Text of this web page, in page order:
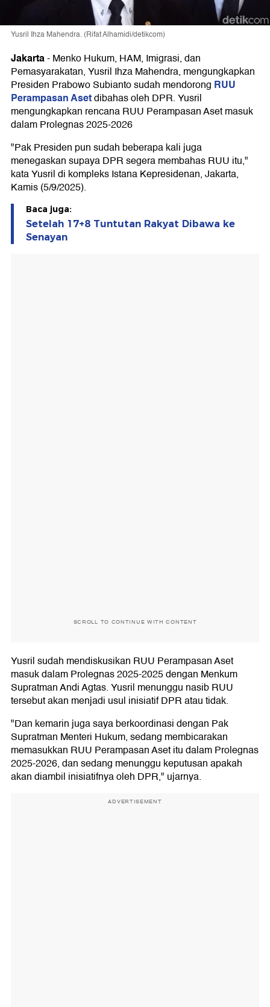
Yusril Ihza Mahendra. (Rifat Alhamidi/detikcom)
Jakarta-Menko Hukum, HAM, Imigrasi, dan
Pemasyarakatan, Yusril Ihza Mahendra, mengungkapkan
Presiden Prabowo Subianto sudah mendorong RUU
Perampasan Asetdibahas oleh DPR. Yusril
mengungkapkan rencana RUU Perampasan Aset masuk
dalam Prolegnas 2025-2026
"Pak Presiden pun sudah beberapa kali juga
menegaskan supaya DPR segera membahas RUU itu,"
kata Yusril di kompleks Istana Kepresidenan, Jakarta,
Kamis (5/9/2025).
Baca juga:
Setelah 17+8 Tuntutan Rakyat Dibawa ke
Senayan
SCROLL TO CONTINUE WITH CONTENT
Yusril sudah mendiskusikan RUU Perampasan Aset
masuk dalam Prolegnas 2025-2025 dengan Menkum
Supratman Andi Agtas. Yusril menunggu nasib RUU
tersebut akan menjadi usul inisiatif DPR atau tidak.
"Dan kemarin juga saya berkoordinasi dengan Pak
Supratman Menteri Hukum, sedang membicarakan
memasukkan RUU Perampasan Aset itu dalam Prolegnas
2025-2026, dan sedang menunggu keputusan apakah
akan diambil inisiatifnya oleh DPR," ujarnya.
ADVERTISEMENT